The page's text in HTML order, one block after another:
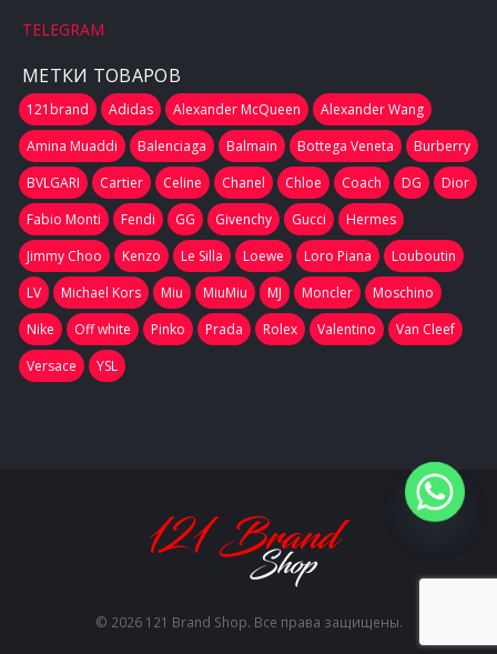
TELEGRAM
МЕТКИ ТОВАРОВ
121brand Adidas Alexander McQueen
Alexander Wang
Amina Muaddi
Balenciaga Balmain Bottega Veneta
Burberry
BVLGARI
Cartier Celine Chanel Chloe Coach DG
Dior
Fabio Monti
Fendi GG Givenchy Gucci
Hermes
Jimmy Choo
Kenzo Le Silla Loewe Loro Piana
Louboutin
LV
Michael Kors Miu MiuMiu MJ Moncler
Moschino
Nike
Off white Pinko Prada Rolex Valentino
Van Cleef
Versace
YSL
© 2026 121 Brand Shop. Все права защищены.